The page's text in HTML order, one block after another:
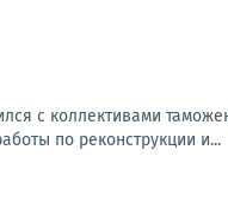
с коллективами
по реконструкции и...